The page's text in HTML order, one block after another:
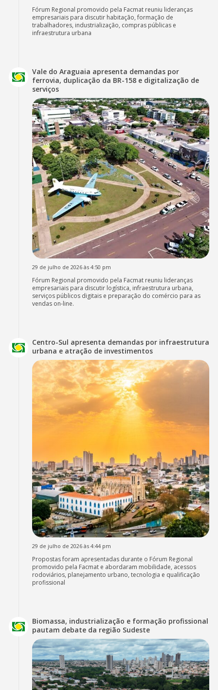
Fórum Regional promovido pela Facmat reuniu lideranças
empresariais para discutir habitação, formação de
trabalhadores, industrialização, compras públicas e
infraestrutura urbana
Vale do Araguaia apresenta demandas por
ferrovia, duplicação da BR-158 e digitalização de
serviços
29 de julho de 2026 às 4:50 pm
Fórum Regional promovido pela Facmat reuniu lideranças
empresariais para discutir logística, infraestrutura urbana,
serviços públicos digitais e preparação do comércio para as
vendas on-line.
Centro-Sul apresenta demandas por infraestrutura
urbana e atração de investimentos
29 de julho de 2026 às 4:44 pm
Propostas foram apresentadas durante o Fórum Regional
promovido pela Facmat e abordaram mobilidade, acessos
rodoviários, planejamento urbano, tecnologia e qualificação
profissional
Biomassa, industrialização e formação profissional
pautam debate da região Sudeste